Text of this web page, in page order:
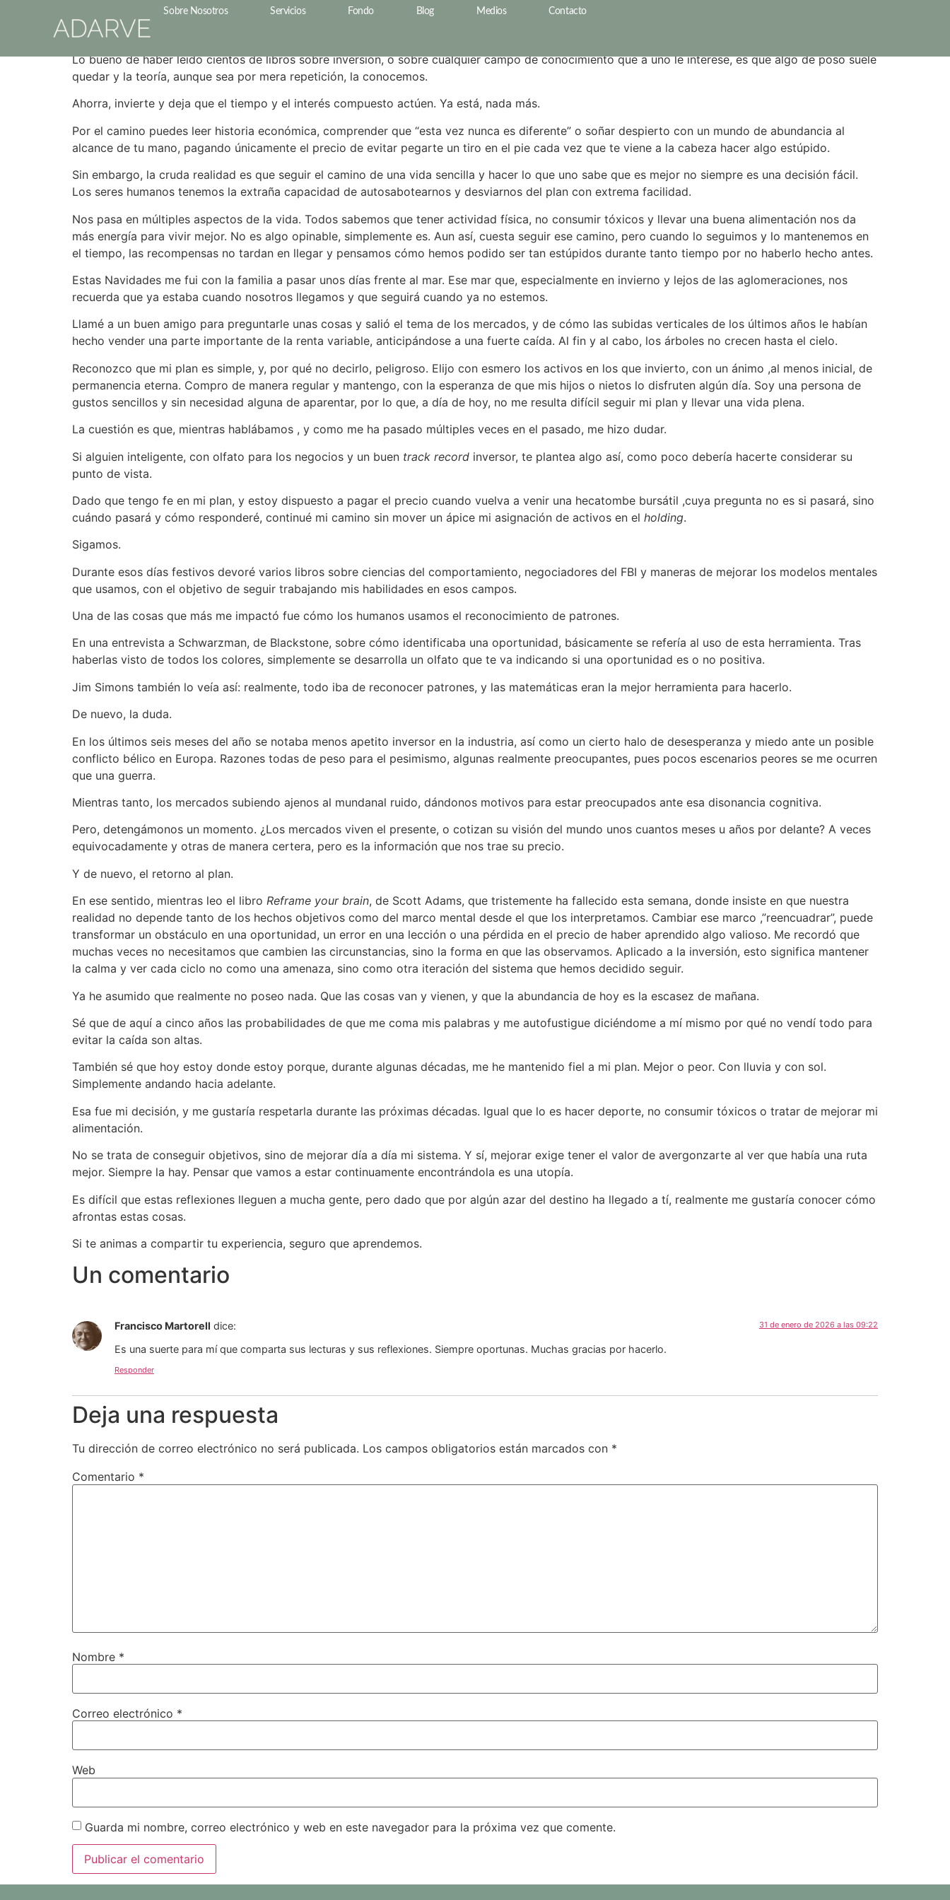
Sobre Nosotros Servicios Fondo Blog Medios Contacto
La dificultad de una vida sencilla
Lo bueno de haber leído cientos de libros sobre inversión, o sobre cualquier campo de conocimiento que a uno le interese, es que algo de poso suele
quedar y la teoría, aunque sea por mera repetición, la conocemos.
Ahorra, invierte y deja que el tiempo y el interés compuesto actúen. Ya está, nada más.
Por el camino puedes leer historia económica, comprender que “esta vez nunca es diferente” o soñar despierto con un mundo de abundancia al
alcance de tu mano, pagando únicamente el precio de evitar pegarte un tiro en el pie cada vez que te viene a la cabeza hacer algo estúpido.
Sin embargo, la cruda realidad es que seguir el camino de una vida sencilla y hacer lo que uno sabe que es mejor no siempre es una decisión fácil.
Los seres humanos tenemos la extraña capacidad de autosabotearnos y desviarnos del plan con extrema facilidad.
Nos pasa en múltiples aspectos de la vida. Todos sabemos que tener actividad física, no consumir tóxicos y llevar una buena alimentación nos da
más energía para vivir mejor. No es algo opinable, simplemente es. Aun así, cuesta seguir ese camino, pero cuando lo seguimos y lo mantenemos en
el tiempo, las recompensas no tardan en llegar y pensamos cómo hemos podido ser tan estúpidos durante tanto tiempo por no haberlo hecho antes.
Estas Navidades me fui con la familia a pasar unos días frente al mar. Ese mar que, especialmente en invierno y lejos de las aglomeraciones, nos
recuerda que ya estaba cuando nosotros llegamos y que seguirá cuando ya no estemos.
Llamé a un buen amigo para preguntarle unas cosas y salió el tema de los mercados, y de cómo las subidas verticales de los últimos años le habían
hecho vender una parte importante de la renta variable, anticipándose a una fuerte caída. Al fin y al cabo, los árboles no crecen hasta el cielo.
Reconozco que mi plan es simple, y, por qué no decirlo, peligroso. Elijo con esmero los activos en los que invierto, con un ánimo ,al menos inicial, de
permanencia eterna. Compro de manera regular y mantengo, con la esperanza de que mis hijos o nietos lo disfruten algún día. Soy una persona de
gustos sencillos y sin necesidad alguna de aparentar, por lo que, a día de hoy, no me resulta difícil seguir mi plan y llevar una vida plena.
La cuestión es que, mientras hablábamos , y como me ha pasado múltiples veces en el pasado, me hizo dudar.
Si alguien inteligente, con olfato para los negocios y un buen track record inversor, te plantea algo así, como poco debería hacerte considerar su
punto de vista.
Dado que tengo fe en mi plan, y estoy dispuesto a pagar el precio cuando vuelva a venir una hecatombe bursátil ,cuya pregunta no es si pasará, sino
cuándo pasará y cómo responderé, continué mi camino sin mover un ápice mi asignación de activos en el holding.
Sigamos.
Durante esos días festivos devoré varios libros sobre ciencias del comportamiento, negociadores del FBI y maneras de mejorar los modelos mentales
que usamos, con el objetivo de seguir trabajando mis habilidades en esos campos.
Una de las cosas que más me impactó fue cómo los humanos usamos el reconocimiento de patrones.
En una entrevista a Schwarzman, de Blackstone, sobre cómo identificaba una oportunidad, básicamente se refería al uso de esta herramienta. Tras
haberlas visto de todos los colores, simplemente se desarrolla un olfato que te va indicando si una oportunidad es o no positiva.
Jim Simons también lo veía así: realmente, todo iba de reconocer patrones, y las matemáticas eran la mejor herramienta para hacerlo.
De nuevo, la duda.
En los últimos seis meses del año se notaba menos apetito inversor en la industria, así como un cierto halo de desesperanza y miedo ante un posible
conflicto bélico en Europa. Razones todas de peso para el pesimismo, algunas realmente preocupantes, pues pocos escenarios peores se me ocurren
que una guerra.
Mientras tanto, los mercados subiendo ajenos al mundanal ruido, dándonos motivos para estar preocupados ante esa disonancia cognitiva.
Pero, detengámonos un momento. ¿Los mercados viven el presente, o cotizan su visión del mundo unos cuantos meses u años por delante? A veces
equivocadamente y otras de manera certera, pero es la información que nos trae su precio.
Y de nuevo, el retorno al plan.
En ese sentido, mientras leo el libro Reframe your brain, de Scott Adams, que tristemente ha fallecido esta semana, donde insiste en que nuestra
realidad no depende tanto de los hechos objetivos como del marco mental desde el que los interpretamos. Cambiar ese marco ,”reencuadrar”, puede
transformar un obstáculo en una oportunidad, un error en una lección o una pérdida en el precio de haber aprendido algo valioso. Me recordó que
muchas veces no necesitamos que cambien las circunstancias, sino la forma en que las observamos. Aplicado a la inversión, esto significa mantener
la calma y ver cada ciclo no como una amenaza, sino como otra iteración del sistema que hemos decidido seguir.
Ya he asumido que realmente no poseo nada. Que las cosas van y vienen, y que la abundancia de hoy es la escasez de mañana.
Sé que de aquí a cinco años las probabilidades de que me coma mis palabras y me autofustigue diciéndome a mí mismo por qué no vendí todo para
evitar la caída son altas.
También sé que hoy estoy donde estoy porque, durante algunas décadas, me he mantenido fiel a mi plan. Mejor o peor. Con lluvia y con sol.
Simplemente andando hacia adelante.
Esa fue mi decisión, y me gustaría respetarla durante las próximas décadas. Igual que lo es hacer deporte, no consumir tóxicos o tratar de mejorar mi
alimentación.
No se trata de conseguir objetivos, sino de mejorar día a día mi sistema. Y sí, mejorar exige tener el valor de avergonzarte al ver que había una ruta
mejor. Siempre la hay. Pensar que vamos a estar continuamente encontrándola es una utopía.
Es difícil que estas reflexiones lleguen a mucha gente, pero dado que por algún azar del destino ha llegado a tí, realmente me gustaría conocer cómo
afrontas estas cosas.
Si te animas a compartir tu experiencia, seguro que aprendemos.
Un comentario
Francisco Martorell dice: 31 de enero de 2026 a las 09:22
Es una suerte para mí que comparta sus lecturas y sus reflexiones. Siempre oportunas. Muchas gracias por hacerlo.
Responder
Deja una respuesta
Tu dirección de correo electrónico no será publicada. Los campos obligatorios están marcados con *
Comentario *
Nombre *
Correo electrónico *
Web
Guarda mi nombre, correo electrónico y web en este navegador para la próxima vez que comente.